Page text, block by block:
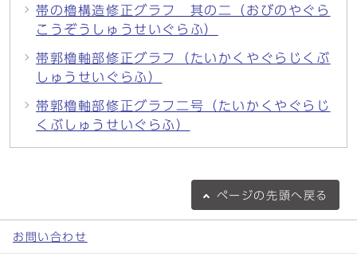
帯の櫓構造修正グラフ 其の二（おびのやぐら
こうぞうしゅうせいぐらふ）
帯郭櫓軸部修正グラフ（たいかくやぐらじくぶ
しゅうせいぐらふ）
帯郭櫓軸部修正グラフ二号（たいかくやぐらじ
くぶしゅうせいぐらふ）
ページの 先頭へ戻る
お問い合わせ